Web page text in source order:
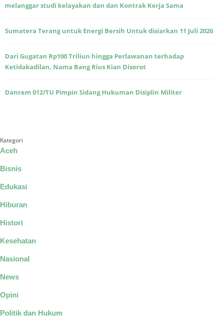
melanggar studi kelayakan dan dan Kontrak Kerja Sama
Sumatera Terang untuk Energi Bersih Untuk disiarkan 11 Juli 2026
Dari Gugatan Rp100 Triliun hingga Perlawanan terhadap
Ketidakadilan, Nama Bang Rius Kian Disorot
Danrem 012/TU Pimpin Sidang Hukuman Disiplin Militer
Kategori
Aceh
Bisnis
Edukasi
Hiburan
Histori
Kesehatan
Nasional
News
Opini
Politik dan Hukum